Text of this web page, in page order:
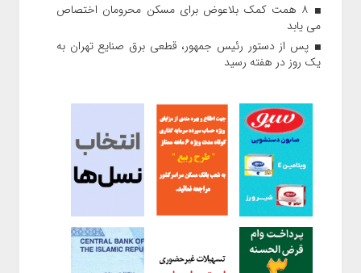
۸ همت کمک بلاعوض برای مسکن محرومان اختصاص
می یابد
پس از دستور رئیس‌ جمهور، قطعی برق صنایع تهران به
یک روز در هفته رسید